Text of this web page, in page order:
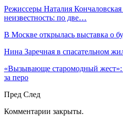
Режиссеры Наталия
неизвестность: по две…
В Москве открылась выставка о
Нина Заречная в спасательном
«Вызывающе старомодный
за перо
Пред След
Комментарии закрыты.